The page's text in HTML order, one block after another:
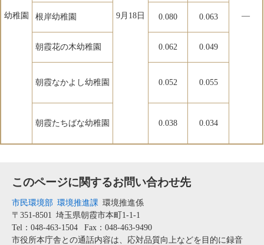
幼稚園 9月18日 ―
根岸幼稚園 0.080 0.063
朝霞花の木幼稚園 0.062 0.049
朝霞なかよし幼稚園 0.052 0.055
朝霞たちばな幼稚園 0.038 0.034
このページに関するお問い合わせ先
市民環境部 環境推進課 環境推進係
〒351-8501
埼玉県朝霞市本町1-1-1
Tel：048-463-1504
Fax：048-463-9490
市役所本庁舎との通話内容は、応対品質向上などを目的に録音